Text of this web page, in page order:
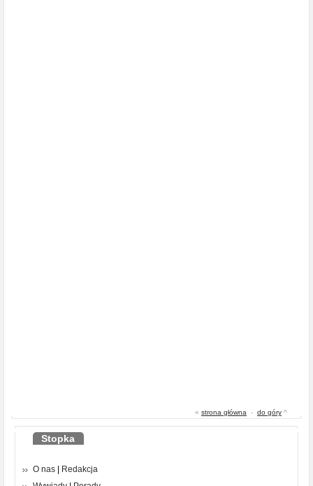
« strona główna - do góry ^
Stopka
O nas
Redakcja